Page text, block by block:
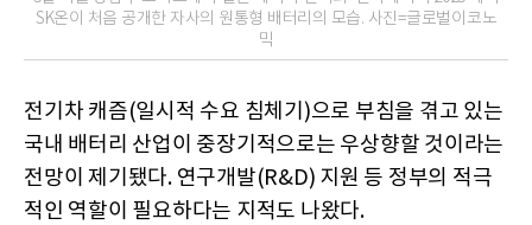
SK온이 처음 공개한 자사의 원통형 배터리의 모습. 사진=글로벌이코노
믹
전기차 캐즘(일시적 수요 침체기)으로 부침을 겪고 있는
국내 배터리 산업이 중장기적으로는 우상향할 것이라는
전망이 제기됐다. 연구개발(R&D) 지원 등 정부의 적극
적인 역할이 필요하다는 지적도 나왔다.